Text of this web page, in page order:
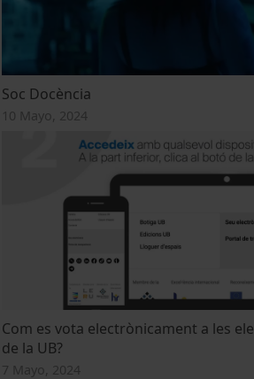
Soc Docència
10 Mayo, 2024
Com es vota electrònicament a les
de la UB?
7 Mayo, 2024